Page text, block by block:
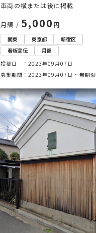
車両の横または後に掲載
月額 /5,000 円
関東 東京都
新宿区
看板宣伝
月額
投稿日 ：2023年09月07日
募集期間：2023年09月07日 ~ 無期限